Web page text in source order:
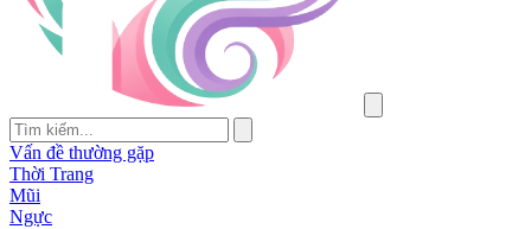
Vấn đề thường gặp
Thời Trang
Mũi
Ngực